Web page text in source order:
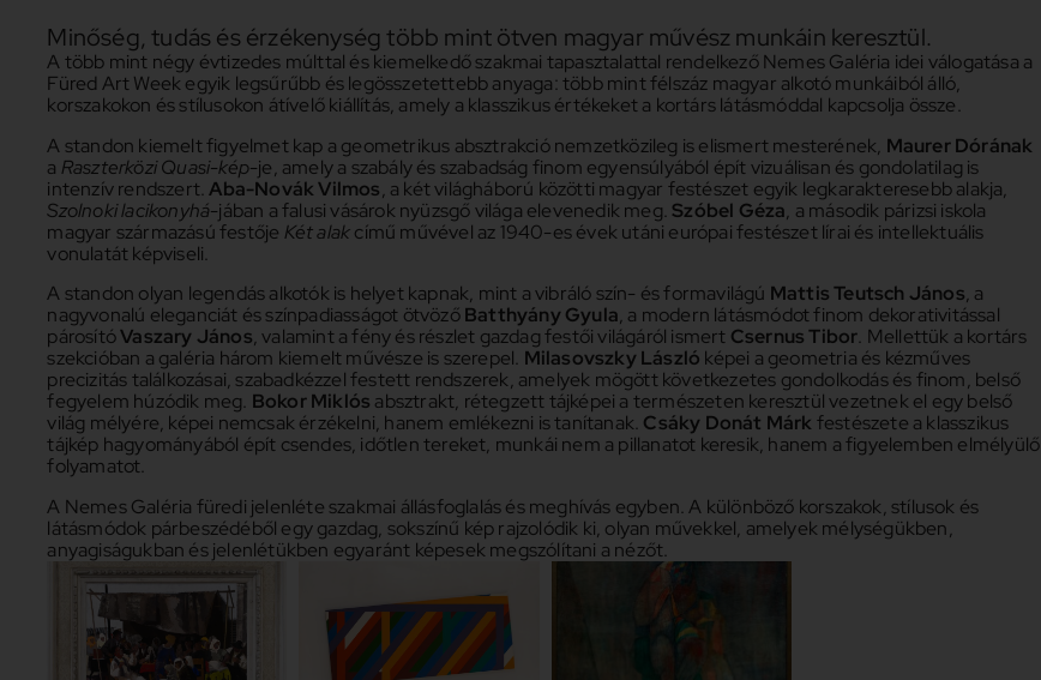
Minőség, tudás és érzékenység több mint ötven magyar művész munkáin keresztül.
A több mint négy évtizedes múlttal és kiemelkedő szakmai tapasztalattal rendelkező Nemes Galéria idei válogatása a
Füred Art Week egyik legsűrűbb és legösszetettebb anyaga: több mint félszáz magyar alkotó munkáiból álló,
korszakokon és stílusokon átívelő kiállítás, amely a klasszikus értékeket a kortárs látásmóddal kapcsolja össze.
A standon kiemelt figyelmet kap a geometrikus absztrakció nemzetközileg is elismert mesterének, Maurer Dórának
a Raszterközi Quasi-kép-je, amely a szabály és szabadság finom egyensúlyából épít vizuálisan és gondolatilag is
intenzív rendszert.Aba-Novák Vilmos, a két világháború közötti magyar festészet egyik legkarakteresebb alakja,
Szolnoki lacikonyhá-jában a falusi vásárok nyüzsgő világa elevenedik meg. Szóbel Géza, a második párizsi iskola
magyar származású festője Két alakcímű művével az 1940-es évek utáni európai festészet lírai és intellektuális
vonulatát képviseli.
A standon olyan legendás alkotók is helyet kapnak, mint a vibráló szín- és formavilágú Mattis Teutsch János, a
nagyvonalú eleganciát és színpadiasságot ötvözőBatthyány Gyula, a modern látásmódot finom dekorativitással
párosítóVaszary János, valamint a fény és részlet gazdag festői világáról ismert Csernus Tibor. Mellettük a kortárs
szekcióban a galéria három kiemelt művésze is szerepel. Milasovszky László képei a geometria és kézműves
precizitás találkozásai, szabadkézzel festett rendszerek, amelyek mögött következetes gondolkodás és finom, belső
fegyelem húzódik meg. Bokor Miklós absztrakt, rétegzett tájképei a természeten keresztül vezetnek el egy belső
világ mélyére, képei nemcsak érzékelni, hanem emlékezni is tanítanak. Csáky Donát Márk festészete a klasszikus
tájkép hagyományából épít csendes, időtlen tereket, munkái nem a pillanatot keresik, hanem a figyelemben elmélyülő
folyamatot.
A Nemes Galéria füredi jelenléte szakmai állásfoglalás és meghívás egyben. A különböző korszakok, stílusok és
látásmódok párbeszédéből egy gazdag, sokszínű kép rajzolódik ki, olyan művekkel, amelyek mélységükben,
anyagiságukban és jelenlétükben egyaránt képesek megszólítani a nézőt.